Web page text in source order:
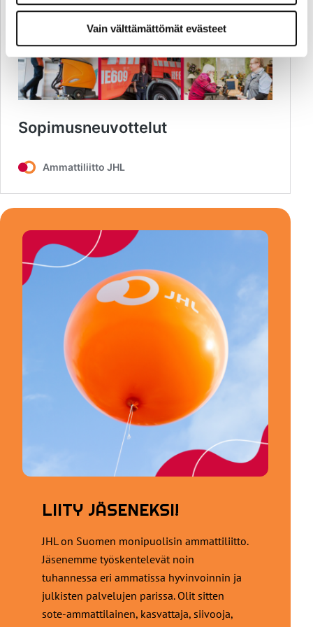
Vain välttämättömät evästeet
LIITY JÄSENEKSI!
JHL on Suomen monipuolisin ammattiliitto.
Jäsenemme työskentelevät noin
tuhannessa eri ammatissa hyvinvoinnin ja
julkisten palvelujen parissa. Olit sitten
sote-ammattilainen, kasvattaja, siivooja,